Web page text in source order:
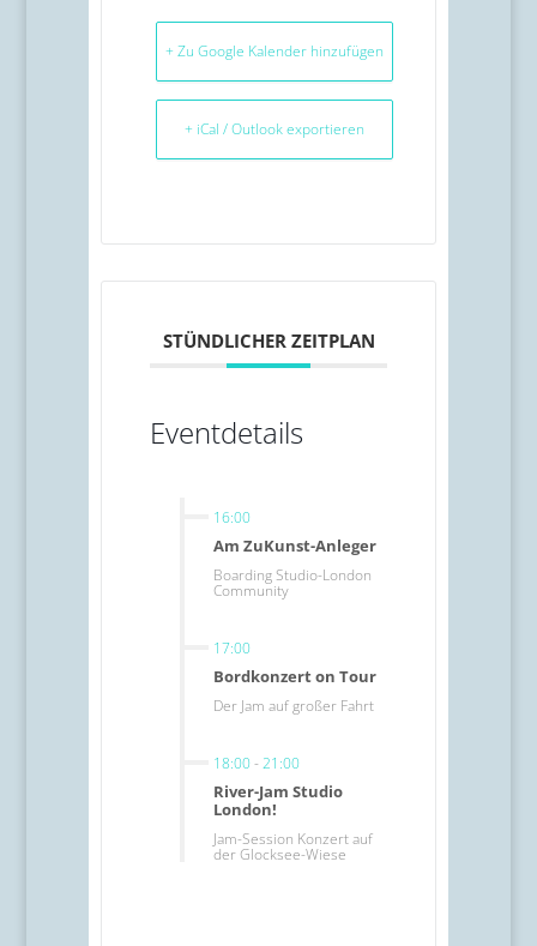
+ Zu Google Kalender hinzufügen
+ iCal / Outlook exportieren
STÜNDLICHER ZEITPLAN
Eventdetails
16:00
Am ZuKunst-Anleger
Boarding Studio-London
Community
17:00
Bordkonzert on Tour
Der Jam auf großer Fahrt
18:00-21:00
River-Jam Studio
London!
Jam-Session Konzert auf
der Glocksee-Wiese